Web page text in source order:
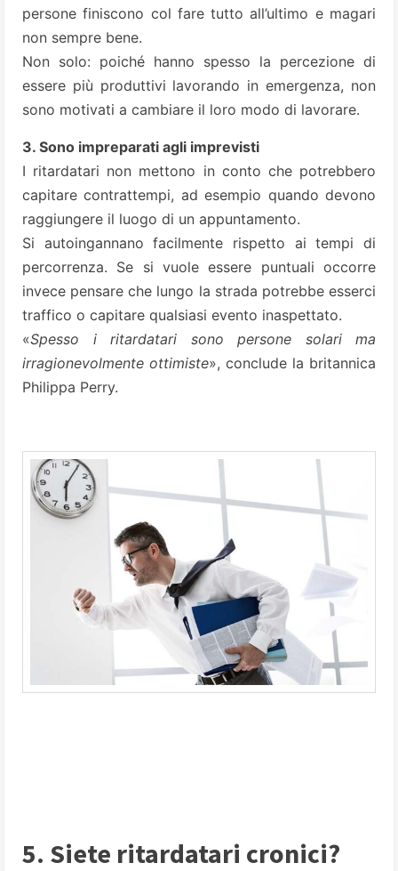
persone finiscono col fare tutto all’ultimo e magari
non sempre bene.
Non solo: poiché hanno spesso la percezione di
essere più produttivi lavorando in emergenza, non
sono motivati a cambiare il loro modo di lavorare.
3. Sono impreparati agli imprevisti
I ritardatari non mettono in conto che potrebbero
capitare contrattempi, ad esempio quando devono
raggiungere il luogo di un appuntamento.
Si autoingannano facilmente rispetto ai tempi di
percorrenza. Se si vuole essere puntuali occorre
invece pensare che lungo la strada potrebbe esserci
traffico o capitare qualsiasi evento inaspettato.
«Spesso i ritardatari sono persone solari ma
irragionevolmente ottimiste», conclude la britannica
Philippa Perry.
5. Siete ritardatari cronici?